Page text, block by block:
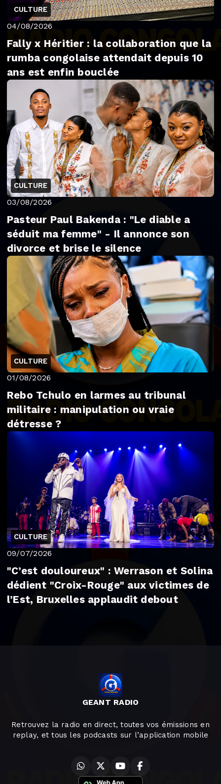
CULTURE
04/08/2026
Fally x Héritier : la collaboration que la
rumba congolaise attendait depuis 10
ans est enfin bouclée
CULTURE
03/08/2026
Pasteur Paul Bakenda : "Le diable a
séduit ma femme" - Il annonce son
divorce et brise le silence
CULTURE
01/08/2026
Rebo Tchulo en larmes au tribunal
militaire : manipulation ou vraie
détresse ?
CULTURE
09/07/2026
"C’est douloureux" : Werrason et Solina
dédient "Croix-Rouge" aux victimes de
l’Est, Bruxelles applaudit debout
GEANT RADIO
Retrouvez la radio en direct, toutes vos émissions en
replay, et tous les podcasts sur l’application mobile